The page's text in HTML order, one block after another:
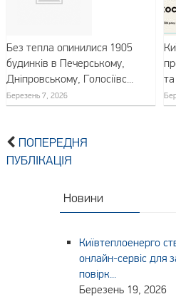
Без тепла опинилися 1905
будинків в Печерському,
Дніпровському, Голосіївс...
Березень 7, 2026
ПОПЕРЕДНЯ
ПУБЛІКАЦІЯ
Новини
Київтеплоенерго
онлайн-сервіс для
повірк...
Березень 19, 2026